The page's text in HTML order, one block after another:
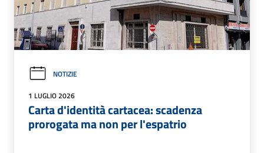
NOTIZIE
1 LUGLIO 2026
Carta d'identità cartacea: scadenza
prorogata ma non per l'espatrio